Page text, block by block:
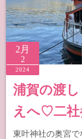
2月
2
2024
浦賀の渡
えへ♡二社
東叶神社の奥宮